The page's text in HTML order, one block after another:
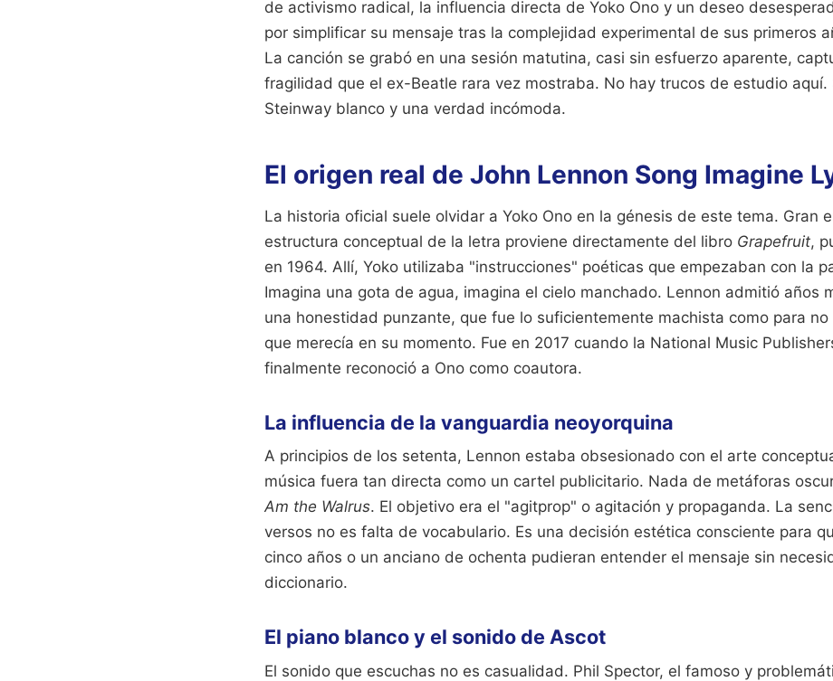
de activismo radical, la influencia directa de Yoko Ono y un deseo
por simplificar su mensaje tras la complejidad experimental de sus primeros
La canción se grabó en una sesión matutina, casi sin esfuerzo aparente,
fragilidad que el ex-Beatle rara vez mostraba. No hay trucos de estudio aquí.
Steinway blanco y una verdad incómoda.
El origen real de John Lennon Song Imagine
La historia oficial suele olvidar a Yoko Ono en la génesis de este tema. Gran
estructura conceptual de la letra proviene directamente del libro Grapefruit,
en 1964. Allí, Yoko utilizaba "instrucciones" poéticas que empezaban con la
Imagina una gota de agua, imagina el cielo manchado. Lennon admitió años
una honestidad punzante, que fue lo suficientemente machista como para
que merecía en su momento. Fue en 2017 cuando la National Music
finalmente reconoció a Ono como coautora.
La influencia de la vanguardia neoyorquina
A principios de los setenta, Lennon estaba obsesionado con el arte
música fuera tan directa como un cartel publicitario. Nada de metáforas
Am the Walrus. El objetivo era el "agitprop" o agitación y propaganda. La
versos no es falta de vocabulario. Es una decisión estética consciente para
cinco años o un anciano de ochenta pudieran entender el mensaje sin
diccionario.
El piano blanco y el sonido de Ascot
El sonido que escuchas no es casualidad. Phil Spector, el famoso y